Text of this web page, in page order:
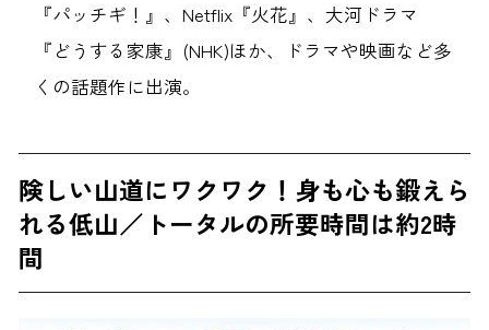
『パッチギ！』、Netflix『火花』、大河ドラマ
『どうする家康』(NHK)ほか、ドラマや映画など多
くの話題作に出演。
険しい山道にワクワク！身も心も鍛えら
れる低山／トータルの所要時間は約2時
間